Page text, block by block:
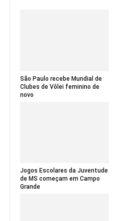
São Paulo recebe Mundial de
Clubes de Vôlei feminino de
novo
Jogos Escolares da Juventude
de MS começam em Campo
Grande